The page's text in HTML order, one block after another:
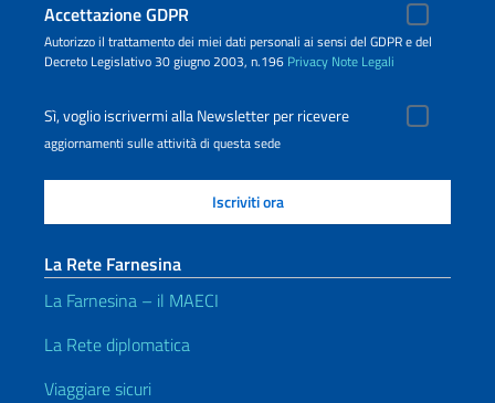
Accettazione GDPR
Autorizzo il trattamento dei miei dati personali ai sensi del GDPR e del
Decreto Legislativo 30 giugno 2003, n.196 Privacy Note Legali
Sì, voglio iscrivermi alla Newsletter per ricevere
aggiornamenti sulle attività di questa sede
La Rete Farnesina
La Farnesina – il MAECI
La Rete diplomatica
Viaggiare sicuri